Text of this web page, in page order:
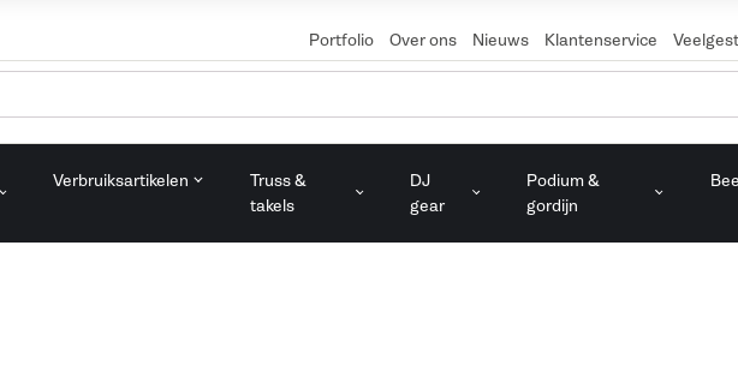
Portfolio Over ons Nieuws Klantenservice
Verbruiksartikelen
Truss &
takels
DJ
gear
Podium &
gordijn